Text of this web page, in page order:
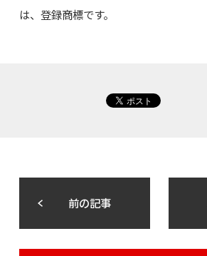
は、登録商標です。
前の記事